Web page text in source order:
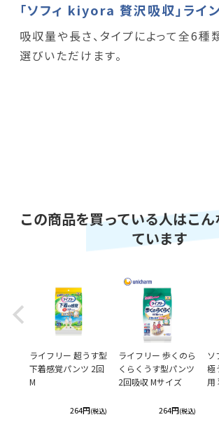
「ソフィ kiyora 贅沢吸収」ライ
吸収量や長さ、タイプによって全6種
選びいただけます。
この商品を買っている人はこ
ています
Previous
ライフリー 超うす型
下着感覚パンツ 2回
M
264円(税込)
ライフリー 歩くのら
くらくうす型パンツ
2回吸収 Mサイズ
264円(税込)
ソ
極
用